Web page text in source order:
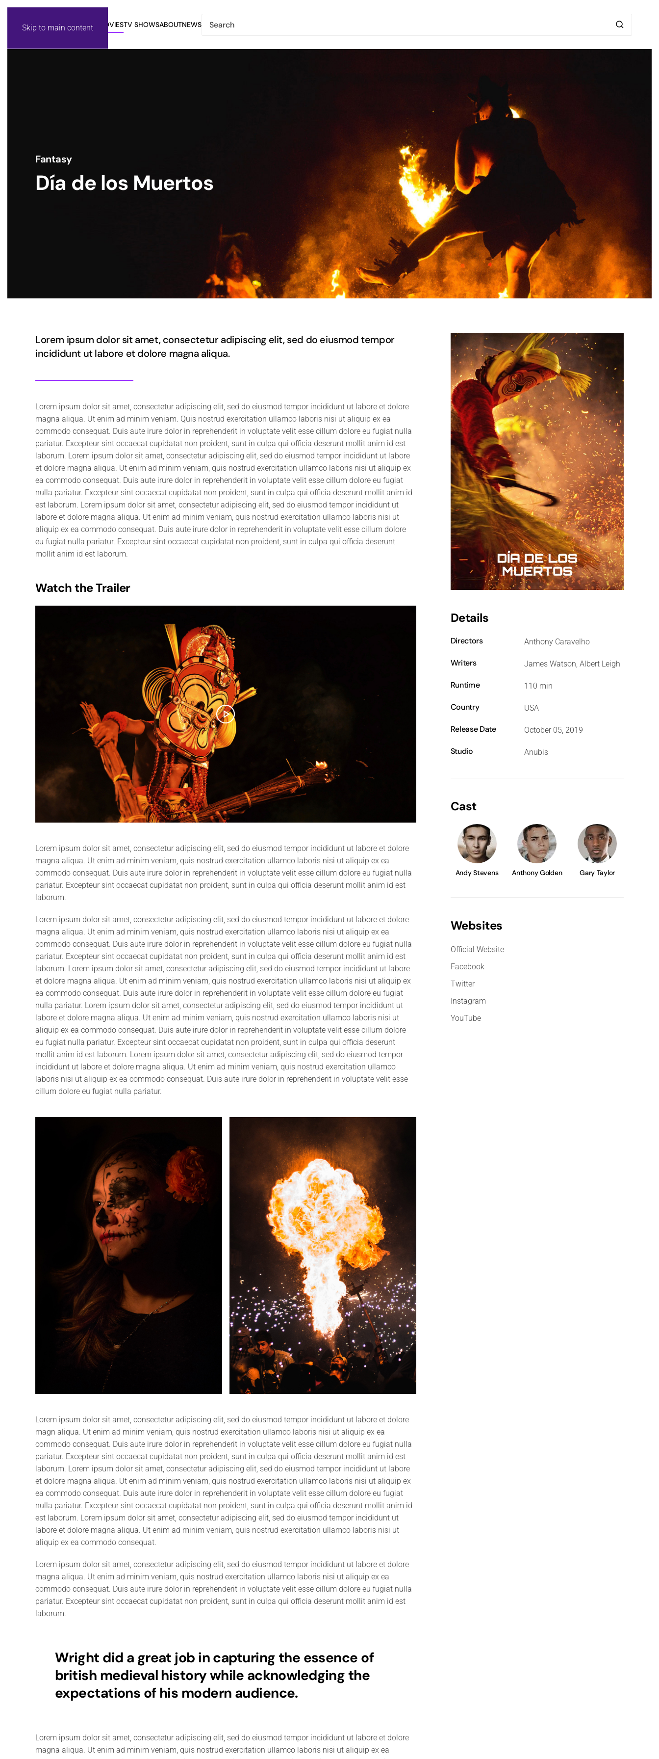
Skip to main content MOVIESTV SHOWSABOUTNEWS
Fantasy
Día de los Muertos
Lorem ipsum dolor sit amet, consectetur adipiscing elit, sed do eiusmod tempor
incididunt ut labore et dolore magna aliqua.
Lorem ipsum dolor sit amet, consectetur adipiscing elit, sed do eiusmod tempor incididunt ut labore et dolore
magna aliqua. Ut enim ad minim veniam. Quis nostrud exercitation ullamco laboris nisi ut aliquip ex ea
commodo consequat. Duis aute irure dolor in reprehenderit in voluptate velit esse cillum dolore eu fugiat nulla
pariatur. Excepteur sint occaecat cupidatat non proident, sunt in culpa qui officia deserunt mollit anim id est
laborum. Lorem ipsum dolor sit amet, consectetur adipiscing elit, sed do eiusmod tempor incididunt ut labore
et dolore magna aliqua. Ut enim ad minim veniam, quis nostrud exercitation ullamco laboris nisi ut aliquip ex
ea commodo consequat. Duis aute irure dolor in reprehenderit in voluptate velit esse cillum dolore eu fugiat
nulla pariatur. Excepteur sint occaecat cupidatat non proident, sunt in culpa qui officia deserunt mollit anim id
est laborum. Lorem ipsum dolor sit amet, consectetur adipiscing elit, sed do eiusmod tempor incididunt ut
labore et dolore magna aliqua. Ut enim ad minim veniam, quis nostrud exercitation ullamco laboris nisi ut
aliquip ex ea commodo consequat. Duis aute irure dolor in reprehenderit in voluptate velit esse cillum dolore
eu fugiat nulla pariatur. Excepteur sint occaecat cupidatat non proident, sunt in culpa qui officia deserunt
mollit anim id est laborum.
Watch the Trailer
Lorem ipsum dolor sit amet, consectetur adipiscing elit, sed do eiusmod tempor incididunt ut labore et dolore
magna aliqua. Ut enim ad minim veniam, quis nostrud exercitation ullamco laboris nisi ut aliquip ex ea
commodo consequat. Duis aute irure dolor in reprehenderit in voluptate velit esse cillum dolore eu fugiat nulla
pariatur. Excepteur sint occaecat cupidatat non proident, sunt in culpa qui officia deserunt mollit anim id est
laborum.
Lorem ipsum dolor sit amet, consectetur adipiscing elit, sed do eiusmod tempor incididunt ut labore et dolore
magna aliqua. Ut enim ad minim veniam, quis nostrud exercitation ullamco laboris nisi ut aliquip ex ea
commodo consequat. Duis aute irure dolor in reprehenderit in voluptate velit esse cillum dolore eu fugiat nulla
pariatur. Excepteur sint occaecat cupidatat non proident, sunt in culpa qui officia deserunt mollit anim id est
laborum. Lorem ipsum dolor sit amet, consectetur adipiscing elit, sed do eiusmod tempor incididunt ut labore
et dolore magna aliqua. Ut enim ad minim veniam, quis nostrud exercitation ullamco laboris nisi ut aliquip ex
ea commodo consequat. Duis aute irure dolor in reprehenderit in voluptate velit esse cillum dolore eu fugiat
nulla pariatur. Lorem ipsum dolor sit amet, consectetur adipiscing elit, sed do eiusmod tempor incididunt ut
labore et dolore magna aliqua. Ut enim ad minim veniam, quis nostrud exercitation ullamco laboris nisi ut
aliquip ex ea commodo consequat. Duis aute irure dolor in reprehenderit in voluptate velit esse cillum dolore
eu fugiat nulla pariatur. Excepteur sint occaecat cupidatat non proident, sunt in culpa qui officia deserunt
mollit anim id est laborum. Lorem ipsum dolor sit amet, consectetur adipiscing elit, sed do eiusmod tempor
incididunt ut labore et dolore magna aliqua. Ut enim ad minim veniam, quis nostrud exercitation ullamco
laboris nisi ut aliquip ex ea commodo consequat. Duis aute irure dolor in reprehenderit in voluptate velit esse
cillum dolore eu fugiat nulla pariatur.
Lorem ipsum dolor sit amet, consectetur adipiscing elit, sed do eiusmod tempor incididunt ut labore et dolore
magn aliqua. Ut enim ad minim veniam, quis nostrud exercitation ullamco laboris nisi ut aliquip ex ea
commodo consequat. Duis aute irure dolor in reprehenderit in voluptate velit esse cillum dolore eu fugiat nulla
pariatur. Excepteur sint occaecat cupidatat non proident, sunt in culpa qui officia deserunt mollit anim id est
laborum. Lorem ipsum dolor sit amet, consectetur adipiscing elit, sed do eiusmod tempor incididunt ut labore
et dolore magna aliqua. Ut enim ad minim veniam, quis nostrud exercitation ullamco laboris nisi ut aliquip ex
ea commodo consequat. Duis aute irure dolor in reprehenderit in voluptate velit esse cillum dolore eu fugiat
nulla pariatur. Excepteur sint occaecat cupidatat non proident, sunt in culpa qui officia deserunt mollit anim id
est laborum. Lorem ipsum dolor sit amet, consectetur adipiscing elit, sed do eiusmod tempor incididunt ut
labore et dolore magna aliqua. Ut enim ad minim veniam, quis nostrud exercitation ullamco laboris nisi ut
aliquip ex ea commodo consequat.
Lorem ipsum dolor sit amet, consectetur adipiscing elit, sed do eiusmod tempor incididunt ut labore et dolore
magna aliqua. Ut enim ad minim veniam, quis nostrud exercitation ullamco laboris nisi ut aliquip ex ea
commodo consequat. Duis aute irure dolor in reprehenderit in voluptate velit esse cillum dolore eu fugiat nulla
pariatur. Excepteur sint occaecat cupidatat non proident, sunt in culpa qui officia deserunt mollit anim id est
laborum.
Wright did a great job in capturing the essence of
british medieval history while acknowledging the
expectations of his modern audience.
Lorem ipsum dolor sit amet, consectetur adipiscing elit, sed do eiusmod tempor incididunt ut labore et dolore
magna aliqua. Ut enim ad minim veniam, quis nostrud exercitation ullamco laboris nisi ut aliquip ex ea
Details
Directors Anthony Caravelho
Writers James Watson, Albert Leigh
Runtime 110 min
Country USA
Release Date October 05, 2019
Studio Anubis
Cast
Andy Stevens Anthony Golden Gary Taylor
Websites
Official Website
Facebook
Twitter
Instagram
YouTube